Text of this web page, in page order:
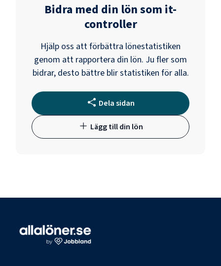
Bidra med din lön som it-
controller
Hjälp oss att förbättra lönestatistiken
genom att rapportera din lön. Ju fler som
bidrar, desto bättre blir statistiken för alla.
Dela sidan
Lägg till din lön